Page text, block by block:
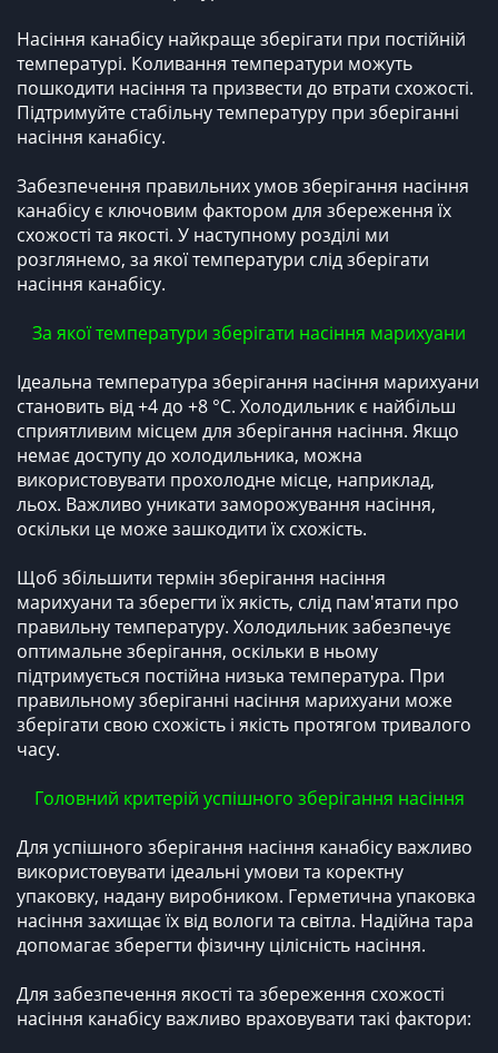
Насіння канабісу найкраще зберігати при постійній
температурі. Коливання температури можуть
пошкодити насіння та призвести до втрати схожості.
Підтримуйте стабільну температуру при зберіганні
насіння канабісу.
Забезпечення правильних умов зберігання насіння
канабісу є ключовим фактором для збереження їх
схожості та якості. У наступному розділі ми
розглянемо, за якої температури слід зберігати
насіння канабісу.
За якої температури зберігати насіння марихуани
Ідеальна температура зберігання насіння марихуани
становить від +4 до +8 °C. Холодильник є найбільш
сприятливим місцем для зберігання насіння. Якщо
немає доступу до холодильника, можна
використовувати прохолодне місце, наприклад,
льох. Важливо уникати заморожування насіння,
оскільки це може зашкодити їх схожість.
Щоб збільшити термін зберігання насіння
марихуани та зберегти їх якість, слід пам'ятати про
правильну температуру. Холодильник забезпечує
оптимальне зберігання, оскільки в ньому
підтримується постійна низька температура. При
правильному зберіганні насіння марихуани може
зберігати свою схожість і якість протягом тривалого
часу.
Головний критерій успішного зберігання насіння
Для успішного зберігання насіння канабісу важливо
використовувати ідеальні умови та коректну
упаковку, надану виробником. Герметична упаковка
насіння захищає їх від вологи та світла. Надійна тара
допомагає зберегти фізичну цілісність насіння.
Для забезпечення якості та збереження схожості
насіння канабісу важливо враховувати такі фактори: